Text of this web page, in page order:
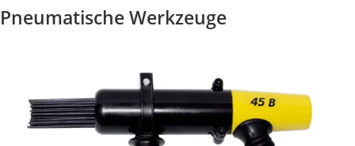
Pneumatische Werkzeuge